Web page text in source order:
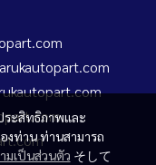
ระสิทธิภาพและ
งท่าน ท่านสามารถ
มเป็นส่วนตัว そして